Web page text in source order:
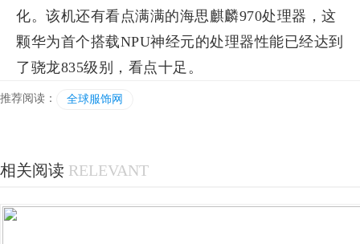
化。该机还有看点满满的海思麒麟970处理器，这
颗华为首个搭载NPU神经元的处理器性能已经达到
了骁龙835级别，看点十足。
推荐阅读： 全球服饰网
相关阅读 RELEVANT